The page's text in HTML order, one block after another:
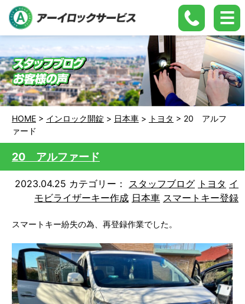
HOME > インロック開錠 > 日本車 > トヨタ > 20 アルフ
ァード
20 アルファード
2023.04.25 カテゴリー： スタッフブログ トヨタ イ
モビライザーキー作成 日本車 スマートキー登録
スマートキー紛失の為、再登録作業でした。